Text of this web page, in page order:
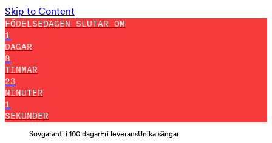
Skip to Content
FÖDELSEDAGEN SLUTAR OM
1
DAGAR
8
TIMMAR
22
MINUTER
51
SEKUNDER
Sovgaranti i 100 dagarFri leveransUnika sängar